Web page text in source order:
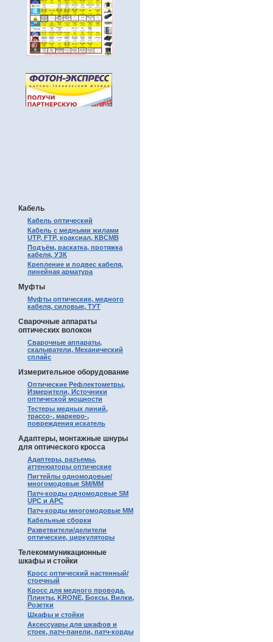
.
Кабель
Кабель оптический
Кабель с медными жилами
UTP, FTP, коаксиал, КВСМВ
Подъём, раскатка, протяжка
кабеля, УЗК
Крепление и подвес кабеля,
линейная арматура
Муфты
Муфты оптические, медного
кабеля, силовые, ТУТ
Сварочные аппараты
оптических волокон
Сварочные аппараты,
скалыватели, Механический
сплайс
Измерительное оборудование
Оптические Рефлектометры,
Измерители, Источники
оптической мощности
Тестеры медных линий,
трассо-, маркеро-,
повреждения искатель
Адаптеры, монтажные шнуры
для оптического кросса
Адаптеры, разъемы,
аттенюаторы оптические
Пигтейлы одномодовые/
многомодовые SM/MM
Патч-корды одномодовые SM
UPC и APC
Патч-корды многомодовые MM
Кабельные сборки
Разветвители/делители
оптические, циркуляторы
Телекоммуникационные
шкафы и стойки
Кросс оптический настенный/
стоечный
Кросс для медного провода.
Плинты, KRONE, Боксы, Вилки,
Розетки
Шкафы и стойки
Аксессуары для шкафов и
стоек, патч-панели, патч-корды